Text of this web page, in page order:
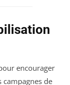
encourager
campagnes de